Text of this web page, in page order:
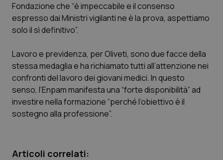
Abruzzo
Calabria
Campania
Emilia-Romagna
QS Pro Gold
Asma & BPCO
Car-T
Colesterolo & coronaropatie
QS Club Newsletter
Fondazione che “è impeccabile e il consenso
espresso dai Ministri vigilanti ne è la prova, aspettiamo
solo il sì definitivo”.
Lavoro e previdenza, per Oliveti, sono due facce della
stessa medaglia e ha richiamato tutti all’attenzione nei
confronti del lavoro dei giovani medici. In questo
senso, l’Enpam manifesta una “forte disponibilità” ad
investire nella formazione “perché l’obiettivo è il
sostegno alla professione”.
Articoli correlati: